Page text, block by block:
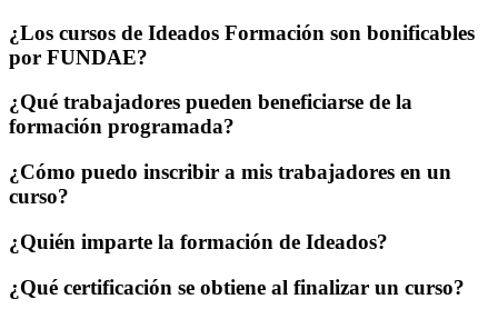
¿Los cursos de Ideados Formación son bonificables
por FUNDAE?
¿Qué trabajadores pueden beneficiarse de la
formación programada?
¿Cómo puedo inscribir a mis trabajadores en un
curso?
¿Quién imparte la formación de Ideados?
¿Qué certificación se obtiene al finalizar un curso?